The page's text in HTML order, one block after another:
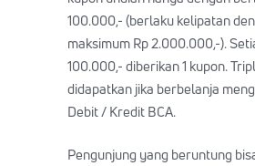
100.000,- (berlaku kelipatan
maksimum Rp 2.000.000,-).
100.000,- diberikan 1 kupon.
didapatkan jika berbelanja
Debit / Kredit BCA.
Pengunjung yang beruntung